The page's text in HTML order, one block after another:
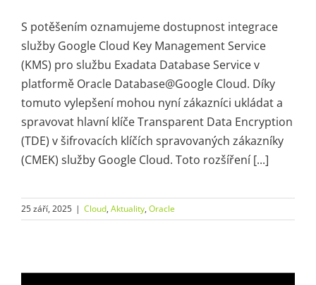
S potěšením oznamujeme dostupnost integrace
služby Google Cloud Key Management Service
(KMS) pro službu Exadata Database Service v
platformě Oracle Database@Google Cloud. Díky
tomuto vylepšení mohou nyní zákazníci ukládat a
spravovat hlavní klíče Transparent Data Encryption
(TDE) v šifrovacích klíčích spravovaných zákazníky
(CMEK) služby Google Cloud. Toto rozšíření [...]
25 září, 2025 | Cloud, Aktuality, Oracle